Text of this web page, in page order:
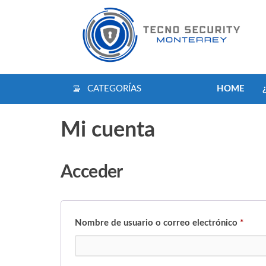
CATEGORÍAS HOME
Mi cuenta
Acceder
Nombre de usuario o correo electrónico *